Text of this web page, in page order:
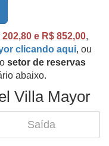
e R$ 852,00,
clicando aqui, ou
setor de reservas
abaixo.
Villa Mayor